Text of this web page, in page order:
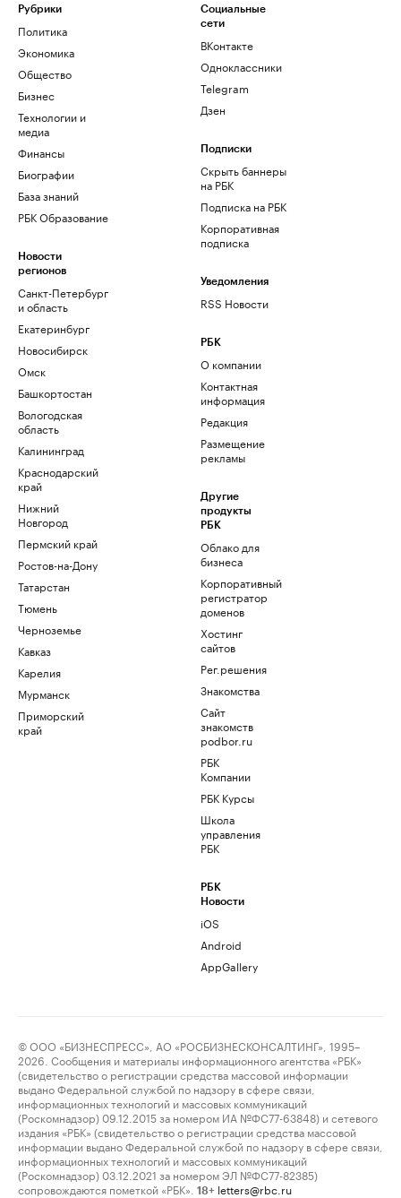
Рубрики
Политика
Экономика
Общество
Бизнес
Технологии и
медиа
Финансы
Биографии
База знаний
РБК Образование
Новости
регионов
Санкт-Петербург
и область
Екатеринбург
Новосибирск
Омск
Башкортостан
Вологодская
область
Калининград
Краснодарский
край
Нижний
Новгород
Пермский край
Ростов-на-Дону
Татарстан
Тюмень
Черноземье
Кавказ
Карелия
Мурманск
Приморский
край
Социальные
сети
ВКонтакте
Одноклассники
Telegram
Дзен
Подписки
Скрыть баннеры
на РБК
Подписка на РБК
Корпоративная
подписка
Уведомления
RSS Новости
РБК
О компании
Контактная
информация
Редакция
Размещение
рекламы
Другие
продукты
РБК
Облако для
бизнеса
Корпоративный
регистратор
доменов
Хостинг
сайтов
Рег.решения
Знакомства
Сайт
знакомств
podbor.ru
РБК
Компании
РБК Курсы
Школа
управления
РБК
РБК
Новости
iOS
Android
AppGallery
© ООО «БИЗНЕСПРЕСС», АО «РОСБИЗНЕСКОНСАЛТИНГ», 1995–
2026. Сообщения и материалы информационного агентства «РБК»
(свидетельство о регистрации средства массовой информации
выдано Федеральной службой по надзору в сфере связи,
информационных технологий и массовых коммуникаций
(Роскомнадзор) 09.12.2015 за номером ИА №ФС77-63848) и сетевого
издания «РБК» (свидетельство о регистрации средства массовой
информации выдано Федеральной службой по надзору в сфере связи,
информационных технологий и массовых коммуникаций
(Роскомнадзор) 03.12.2021 за номером ЭЛ №ФС77-82385)
сопровождаются пометкой «РБК».
18+ letters@rbc.ru